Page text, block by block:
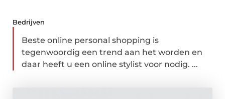
Bedrijven
Beste online personal shopping is
tegenwoordig een trend aan het worden en
daar heeft u een online stylist voor nodig. ...